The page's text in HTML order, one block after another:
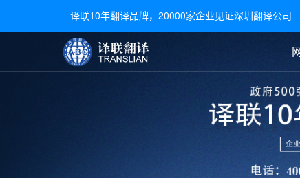
译联10年翻译品牌，20000家企业见证深圳翻译公司
文件翻译
广交会翻译
常用语种翻译
日语翻译
银
翻译新闻